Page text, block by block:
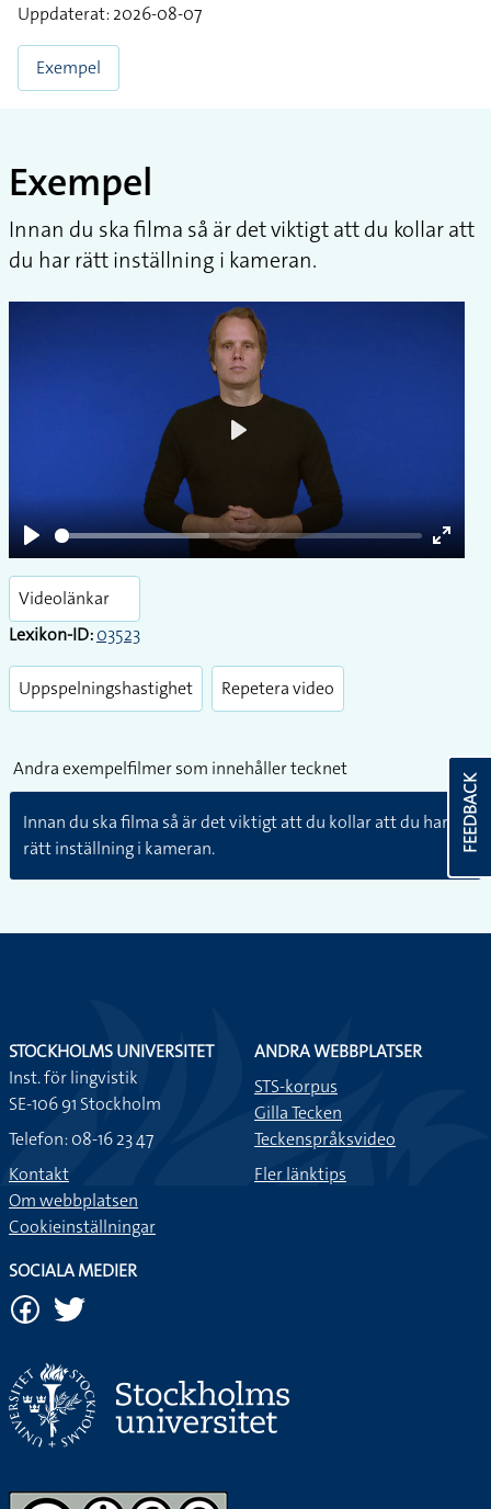
Uppdaterat: 2026-08-07
Exempel
Exempel
Innan du ska filma så är det viktigt att du kollar att
du har rätt inställning i kameran.
Play
Enter
Videolänkar
Lexikon-ID:03523
Uppspelningshastighet Repetera video
Andra exempelfilmer som innehåller tecknet
Innan du ska filma så är det viktigt att du kollar att du har
rätt inställning i kameran.
FEEDBACK
STOCKHOLMS UNIVERSITET
Inst. för lingvistik
SE-106 91 Stockholm
Telefon: 08-16 23 47
Kontakt
Om webbplatsen
Cookieinställningar
ANDRA WEBBPLATSER
STS-korpus
Gilla Tecken
Teckenspråksvideo
Fler länktips
SOCIALA MEDIER